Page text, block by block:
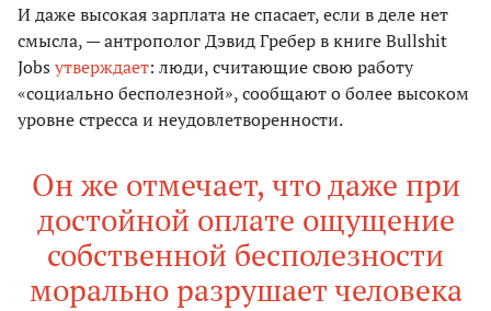
И даже высокая зарплата не спасает, если в деле нет
смысла, — антрополог Дэвид Гребер в книге Bullshit
Jobs утверждает: люди, считающие свою работу
«социально бесполезной», сообщают о более высоком
уровне стресса и неудовлетворенности.
Он же отмечает, что даже при
достойной оплате ощущение
собственной бесполезности
морально разрушает человека